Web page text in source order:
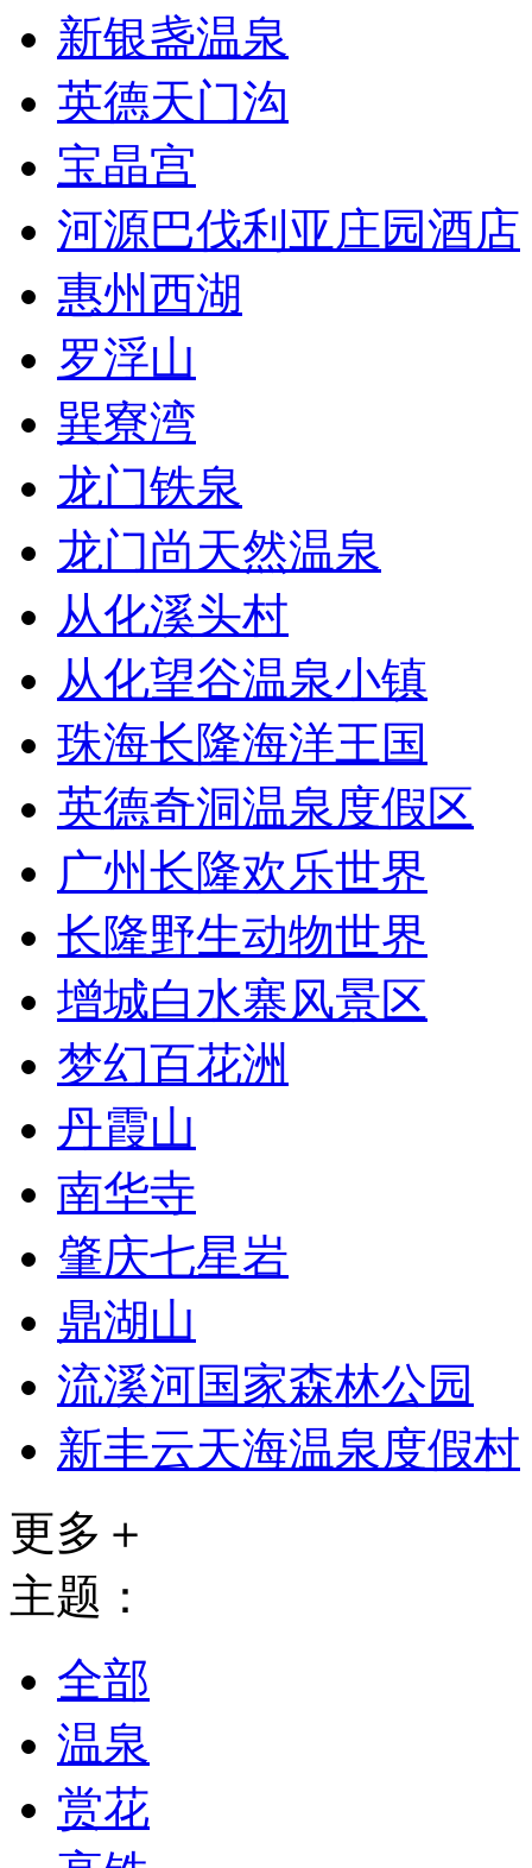
新银盏温泉
英德天门沟
宝晶宫
河源巴伐利亚庄园酒店
惠州西湖
罗浮山
巽寮湾
龙门铁泉
龙门尚天然温泉
从化溪头村
从化望谷温泉小镇
珠海长隆海洋王国
英德奇洞温泉度假区
广州长隆欢乐世界
长隆野生动物世界
增城白水寨风景区
梦幻百花洲
丹霞山
南华寺
肇庆七星岩
鼎湖山
流溪河国家森林公园
新丰云天海温泉度假村
更多＋
主题：
全部
温泉
赏花